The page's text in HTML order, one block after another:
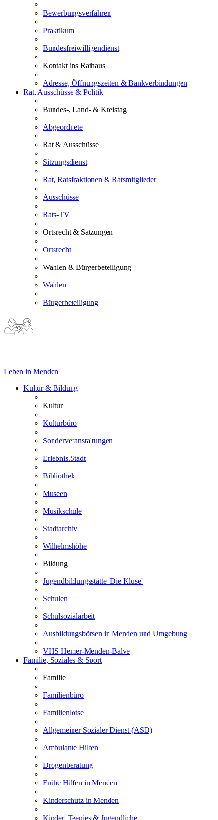
Bewerbungsverfahren
Praktikum
Bundesfreiwilligendienst
Kontakt ins Rathaus
Adresse, Öffnungszeiten & Bankverbindungen
Rat, Ausschüsse & Politik
Bundes-, Land- & Kreistag
Abgeordnete
Rat & Ausschüsse
Sitzungsdienst
Rat, Ratsfraktionen & Ratsmitglieder
Ausschüsse
Rats-TV
Ortsrecht & Satzungen
Ortsrecht
Wahlen & Bürgerbeteiligung
Wahlen
Bürgerbeteiligung
Leben in Menden
Kultur & Bildung
Kultur
Kulturbüro
Sonderveranstaltungen
Erlebnis.Stadt
Bibliothek
Museen
Musikschule
Stadtarchiv
Wilhelmshöhe
Bildung
Jugendbildungsstätte 'Die Kluse'
Schulen
Schulsozialarbeit
Ausbildungsbörsen in Menden und Umgebung
VHS Hemer-Menden-Balve
Familie, Soziales & Sport
Familie
Familienbüro
Familienlotse
Allgemeiner Sozialer Dienst (ASD)
Ambulante Hilfen
Drogenberatung
Frühe Hilfen in Menden
Kinderschutz in Menden
Kinder, Teenies & Jugendliche